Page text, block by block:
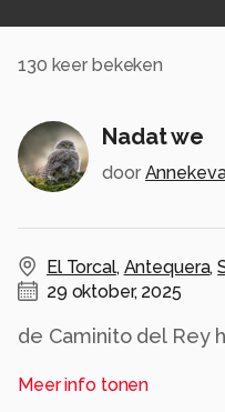
130 keer bekeken
Nadat we
door
El Torcal, Antequera,
29 oktober, 2025
de Caminito del Rey
bezoeken om een
Meer info tonen